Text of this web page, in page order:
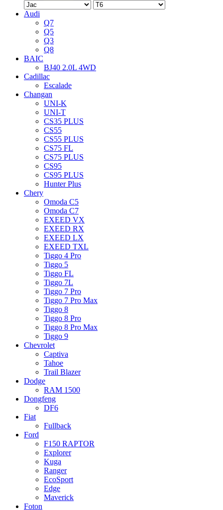
Audi
Q7
Q5
Q3
Q8
BAIC
BJ40 2.0L 4WD
Cadillac
Escalade
Changan
UNI-K
UNI-T
CS35 PLUS
CS55
CS55 PLUS
CS75 FL
CS75 PLUS
CS95
CS95 PLUS
Hunter Plus
Chery
Omoda C5
Omoda C7
EXEED VX
EXEED RX
EXEED LX
EXEED TXL
Tiggo 4 Pro
Tiggo 5
Tiggo FL
Tiggo 7L
Tiggo 7 Pro
Tiggo 7 Pro Max
Tiggo 8
Tiggo 8 Pro
Tiggo 8 Pro Max
Tiggo 9
Chevrolet
Captiva
Tahoe
Trail Blazer
Dodge
RAM 1500
Dongfeng
DF6
Fiat
Fullback
Ford
F150 RAPTOR
Explorer
Kuga
Ranger
EcoSport
Edge
Maverick
Foton